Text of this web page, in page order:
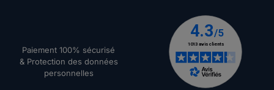
Paiement 100% sécurisé
& Protection des données
personnelles